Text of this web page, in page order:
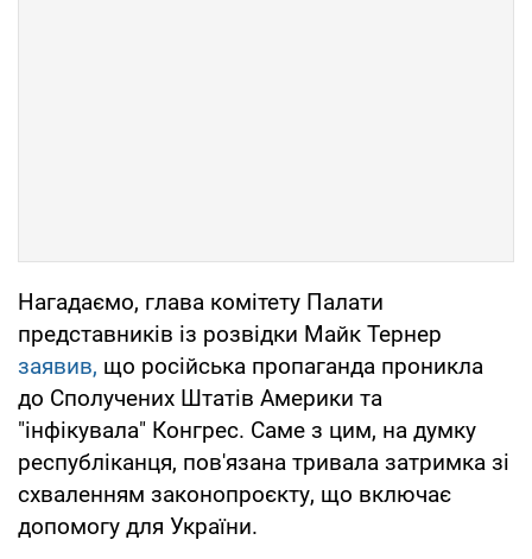
Нагадаємо, глава комітету Палати
представників із розвідки Майк Тернер
заявив, що російська пропаганда проникла
до Сполучених Штатів Америки та
"інфікувала" Конгрес. Саме з цим, на думку
республіканця, пов'язана тривала затримка зі
схваленням законопроєкту, що включає
допомогу для України.